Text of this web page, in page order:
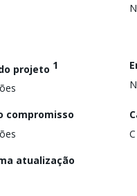
projeto 1
compromisso
C
atualização